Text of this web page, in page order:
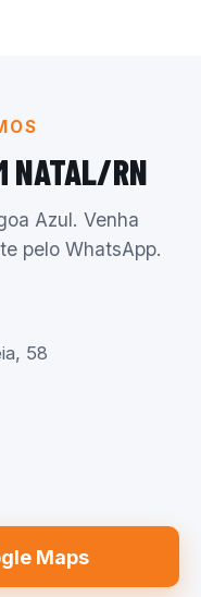
NATAL/RN
Azul. Venha
pelo WhatsApp.
58
Maps